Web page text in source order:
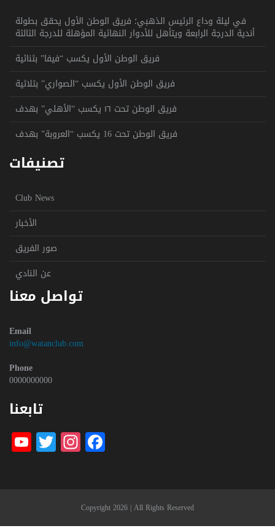
في ليلة وداع الرئيس الذهبي؛ فريق الوطن الأول يحقق بطولة
أندية الدرجة الرابعة ويتأهل للأدوار النهائية المؤهلة للدرجة الثالثة
فريق الوطن الأول يكسب “فيفا” بثنائية
فريق الوطن الأول يكسب “الصواري” بثلاثية
فريق الوطن تحت ١٦ يكسب “الأهلي” بهدف
فريق الوطن تحت 16 يكسب “العروبة” بهدف
تصنيفات
Club News
الأخبار
صور الفريق
عن النادي
تواصل معنا
Email
info@watanclub.com
Phone
0000000000
تابعنا
Facebook
Copyright 2026 | All Rights Reserved